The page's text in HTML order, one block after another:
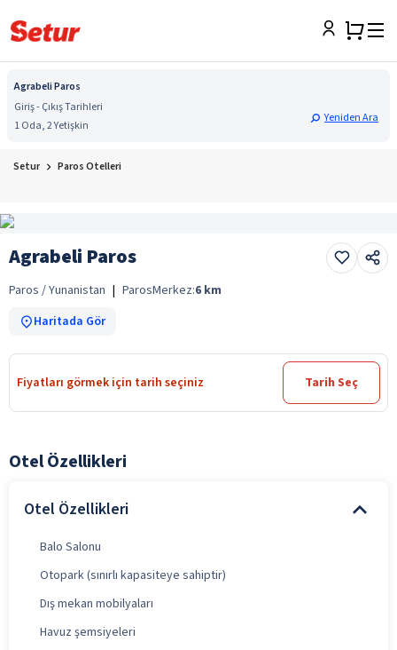
Agrabeli Paros
Giriş - Çıkış Tarihleri
1 Oda, 2 Yetişkin
Yeniden Ara
Setur Paros Otelleri
Agrabeli Paros
Paros / Yunanistan | ParosMerkez:6 km
Haritada Gör
Fiyatları görmek için tarih seçiniz Tarih Seç
Otel Özellikleri
Otel Özellikleri
Balo Salonu
Otopark (sınırlı kapasiteye sahiptir)
Dış mekan mobilyaları
Havuz şemsiyeleri